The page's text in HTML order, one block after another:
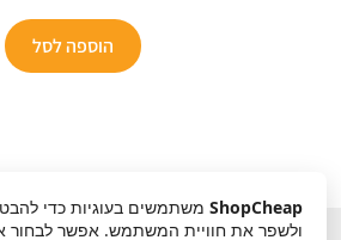
המקורי
היה:
₪200.
הוספה לסל
ShopCheap משתמשים בעוגיות כדי
ולשפר את חוויית המשתמש. אפשר לבחור